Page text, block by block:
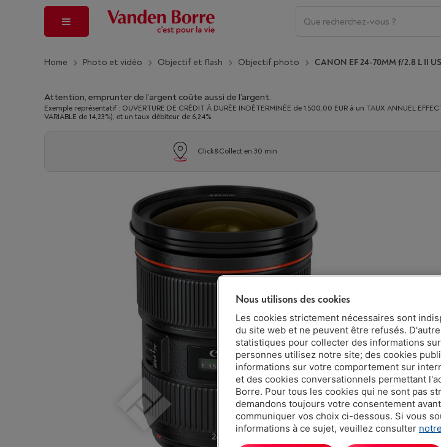
Home Photo et vidéo Objectif et flash Objectif photo CANON EF 24-70MM f/2.8 L II
Attention, emprunter de l’argent coûte aussi de l’argent.
Exemple représentatif : OUVERTURE DE CRÉDIT À DURÉE INDÉTERMINÉE de 1.500,00 EUR à un TAUX ANNUEL
VARIABLE de 14,23%), et un taux débiteur de 6,24%.
Click&Collect en 30 min
Nous utilisons des cookies
Les cookies strictement nécessaires sont
du site web et ne peuvent être refusés.
statistiques pour collecter des informations
personnes utilisez notre site; des cookies
informations sur votre comportement sur
et des cookies conversationnels permettant
Borre. Pour tous les cookies qui ne sont pas
demandons toujours votre consentement
communiquer vos choix ci-dessous. Si vous
informations à ce sujet, veuillez consulter